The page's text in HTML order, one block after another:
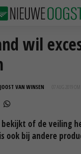
wil
JOOST VAN WINSEN 07 AUG 2019 OM
bekijkt of de veiling
ook bij andere